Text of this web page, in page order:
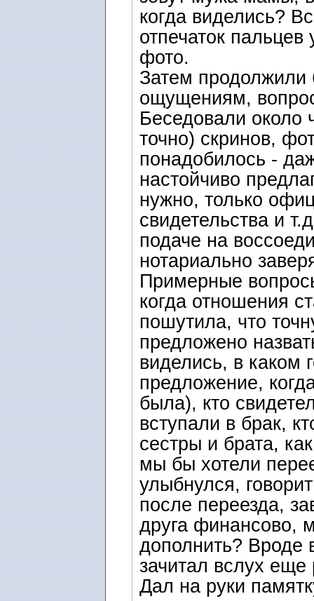
когда виделись?
отпечаток
фото.
Затем
ощущениям,
Беседовали около
точно) скринов,
понадобилось -
настойчиво
нужно, только
свидетельства и
подаче на
нотариально
Примерные
когда отношения
пошутила, что
предложено
виделись, в каком
предложение,
была), кто
вступали в брак,
сестры и брата,
мы бы хотели
улыбнулся,
после переезда,
друга финансово,
дополнить? Вроде
зачитал вслух еще
Дал на руки